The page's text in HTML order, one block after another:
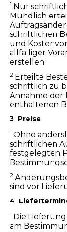
1 Nur
Mündlich
schriftlichen
und
allfälliger
erstellen.
2 Erteilte
schriftlich zu
Annahme der
enthaltenen
3 Preise
1 Ohne
schriftlichen
festgelegten
2
sind vor
4
1 Die
am